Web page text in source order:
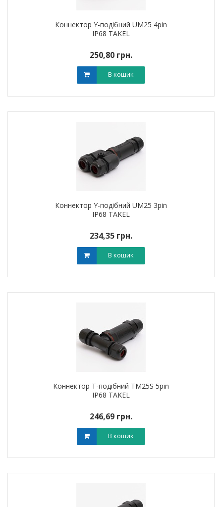
Коннектор Y-подібний UM25 4pin
IP68 TAKEL
250,80 грн.
В кошик
Коннектор Y-подібний UM25 3pin
IP68 TAKEL
234,35 грн.
В кошик
Коннектор T-подібний TM25S 5pin
IP68 TAKEL
246,69 грн.
В кошик